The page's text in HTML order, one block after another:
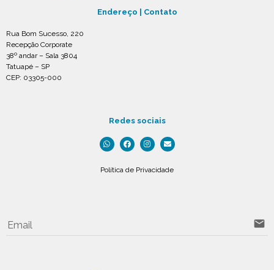
Endereço | Contato
Rua Bom Sucesso, 220
Recepção Corporate
38º andar – Sala 3804
Tatuapé – SP
CEP: 03305-000
Redes sociais
Política de Privacidade
Email email